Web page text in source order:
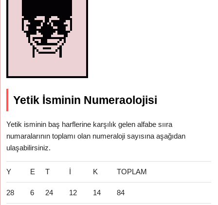
Yetik İsminin Numeraolojisi
Yetik isminin baş harflerine karşılık gelen alfabe sııra
numaralarının toplamı olan numeraloji sayısına aşağıdan
ulaşabilirsiniz.
Y E T İ K TOPLAM
28 6 24 12 14 84